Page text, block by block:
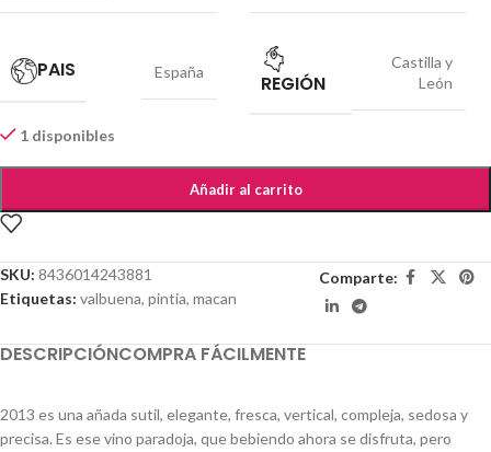
PAIS España REGIÓN
Castilla y
León
1 disponibles
Añadir al carrito
SKU: 8436014243881
Etiquetas: valbuena, pintia, macan
Comparte:
DESCRIPCIÓNCOMPRA FÁCILMENTE
2013 es una añada sutil, elegante, fresca, vertical, compleja, sedosa y
precisa. Es ese vino paradoja, que bebiendo ahora se disfruta, pero